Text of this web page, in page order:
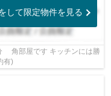
して限定物件を見る
約有)